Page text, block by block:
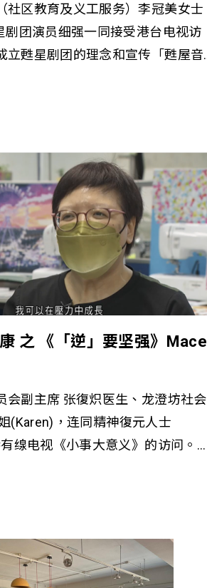
社区教育及义工服务）李冠美女士
剧团演员细强一同接受港台电视访
立甦星剧团的理念和宣传「甦屋音
分享加入甦星后，如何转变更生历
演员，在舞台上发光发亮。
之 《「逆」要坚强》Mace
会副主席 张復炽医生、龙澄坊社会
(Karen)，连同精神復元人士
缐电视《小事大意义》的访问。
抑郁症，面对人生的低谷。后来，
参加艺术活动，情绪得以舒缓，甚